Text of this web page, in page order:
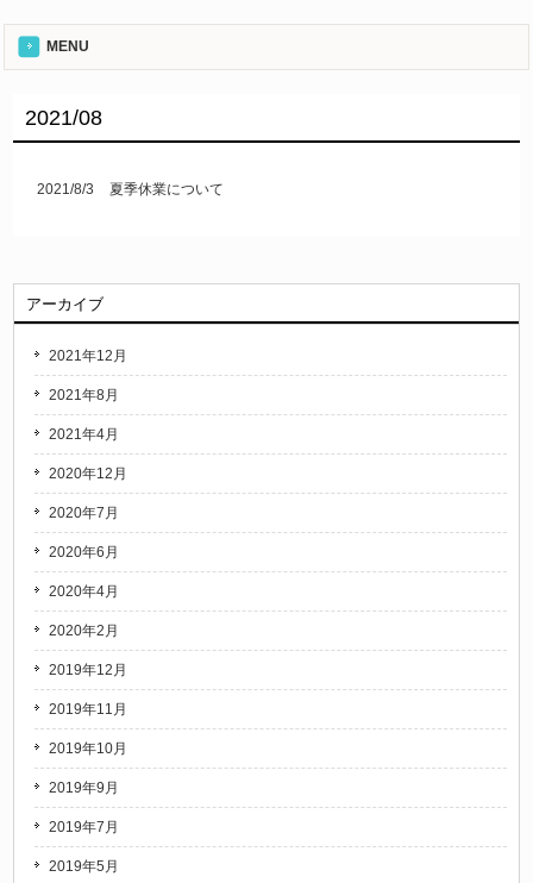
MENU
2021/08
2021/8/3 夏季休業について
アーカイブ
2021年12月
2021年8月
2021年4月
2020年12月
2020年7月
2020年6月
2020年4月
2020年2月
2019年12月
2019年11月
2019年10月
2019年9月
2019年7月
2019年5月